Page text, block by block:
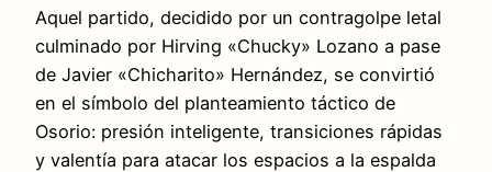
Aquel partido, decidido por un contragolpe letal
culminado por Hirving «Chucky» Lozano a pase
de Javier «Chicharito» Hernández, se convirtió
en el símbolo del planteamiento táctico de
Osorio: presión inteligente, transiciones rápidas
y valentía para atacar los espacios a la espalda